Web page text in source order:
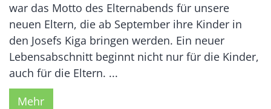
war das Motto des Elternabends für unsere
neuen Eltern, die ab September ihre Kinder in
den Josefs Kiga bringen werden. Ein neuer
Lebensabschnitt beginnt nicht nur für die Kinder,
auch für die Eltern. ...
Mehr